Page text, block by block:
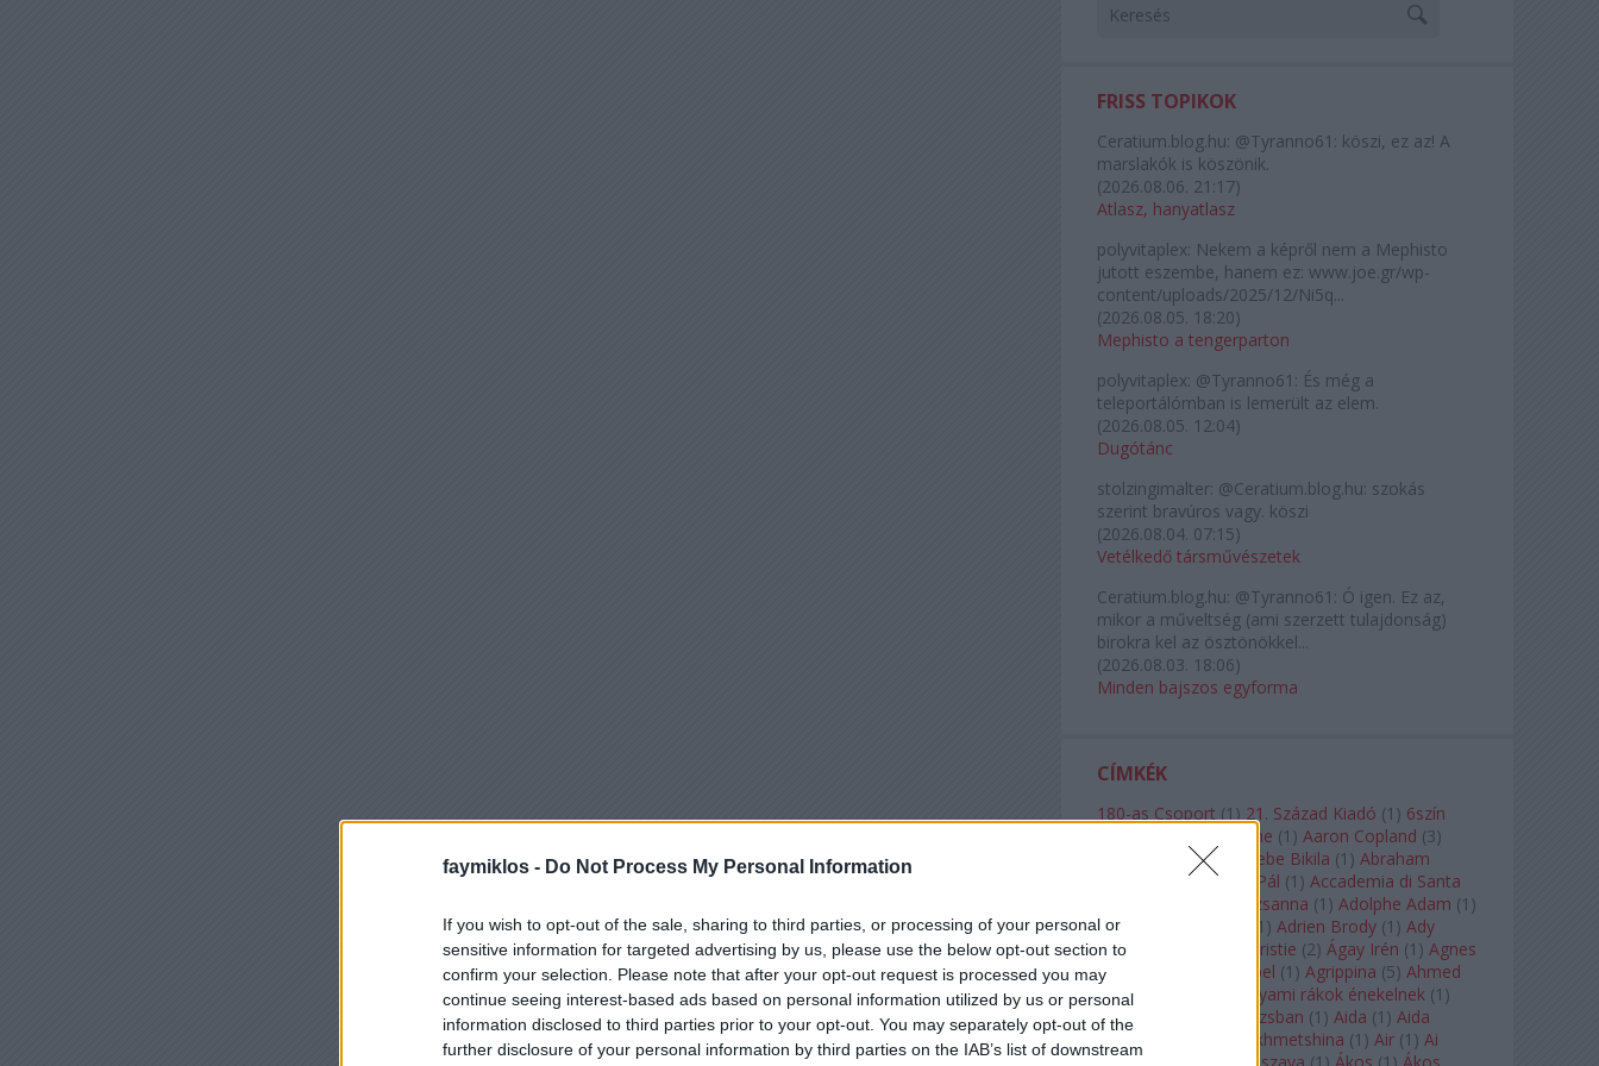
faymiklos - Do Not Process My Personal Information
If you wish to opt-out of the sale, sharing to third parties, or processing of your personal or
sensitive information for targeted advertising by us, please use the below opt-out section to
confirm your selection. Please note that after your opt-out request is processed you may
continue seeing interest-based ads based on personal information utilized by us or personal
information disclosed to third parties prior to your opt-out. You may separately opt-out of the
further disclosure of your personal information by third parties on the IAB’s list of downstream
FRISS TOPIKOK
Ceratium.blog.hu: @Tyranno61: köszi, ez az! A
marslakók is köszönik.
(2026.08.06. 21:17)
Atlasz, hanyatlasz
polyvitaplex: Nekem a képről nem a Mephisto
jutott eszembe, hanem ez: www.joe.gr/wp-
content/uploads/2025/12/Ni5q...
(2026.08.05. 18:20)
Mephisto a tengerparton
polyvitaplex: @Tyranno61: És még a
teleportálómban is lemerült az elem.
(2026.08.05. 12:04)
Dugótánc
stolzingimalter: @Ceratium.blog.hu: szokás
szerint bravúros vagy. köszi
(2026.08.04. 07:15)
Vetélkedő társművészetek
Ceratium.blog.hu: @Tyranno61: Ó igen. Ez az,
mikor a műveltség (ami szerzett tulajdonság)
birokra kel az ösztönökkel...
(2026.08.03. 18:06)
Minden bajszos egyforma
CÍMKÉK
180-as Csoport (1 ) 21. Század Kiadó (1 ) 6szín
A. A. Milne (1 ) Aaron Copland (3)
Aaron Rosand ( Abebe Bikila (1 ) Abraham
Ábrahám Pál (1 ) Accademia di Santa
Ádám Zsuzsanna (1 ) Adolphe Adam (1 )
Adriana Lecouvreur
1 ) Adrien Brody (1 ) Ady
Endre
Agatha Christie (2) Ágay Irén (1 ) Agnes
Baltsa
Agnes Giebel (1 ) Agrippina (5) Ahmed
Szadavi
Ahol a folyami rákok énekelnek (1 )
Ahol a nap felkel Párizsban (1 ) Aida (1 ) Aida
Garifullina
Aigul Akhmetshina (1 ) Air (1 ) Ai